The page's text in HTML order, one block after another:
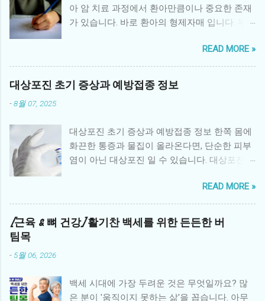
아 암 치료 과정에서 환아만큼이나 중요한 존재
가 있습니다. 바로 환아의 형제자매 입니다. 부
정서적 소외감을 느끼거나, 불안·우울 같은 심리
적 문제를 경험하기 쉽습니다. 따라서 체계적인
형제자매 심리 지원 프로그램 은 환아 가족 전체
의 건강한 회복에 매우 중요한 역할을 합니다. 1.
을 느낌 불안과 두려움: 동생 또는 형제의 병에
대한 불확실성과 두려움 죄책감: 환아와 비교하
면서 “내가 건강해서 미안하다”는 생각 분노와
정 학업·사회성 문제: 집중력 저하, 또래 관계 위
축 2. 병원 중심 심리 지원 프로그램 대학병원과
암 전문병원에서는 형제자매를 위한 다양한 심
제자매가 감정을 자연스럽게 표현할 수 있는 치
료법 형제자매 데이: 병원에서 형제자매만을 위
READ MORE »
대상포진 초기 증상과 예방접종 정보
-8월 07, 2025
대상포진 초기 증상과 예방접종 정보 한쪽 몸에
화끈한 통증과 물집이 올라온다면, 단순한 피부
염이 아닌 대상포진 일 수 있습니다. 대상포진은
신경절에 잠복해 있다가 면역력이 떨어졌을 때
재활성화되면서 발생하는 질환입니다. 특히 50
세 이상 중장년층이나 과로, 스트레스를 많이 받
는 사람에게 자주 발생하며, 극심한 통증과 후유
바이러스가 신경을 타고 피부로 재활성화되며
READ MORE »
[근육 & 뼈 건강] 활기찬 백세를 위한 든든한 버
팀목
- 5월 06, 2026
백세 시대에 가장 두려운 것은 무엇일까요? 많
은 분이 '움직이지 못하는 삶'을 꼽습니다. 아무